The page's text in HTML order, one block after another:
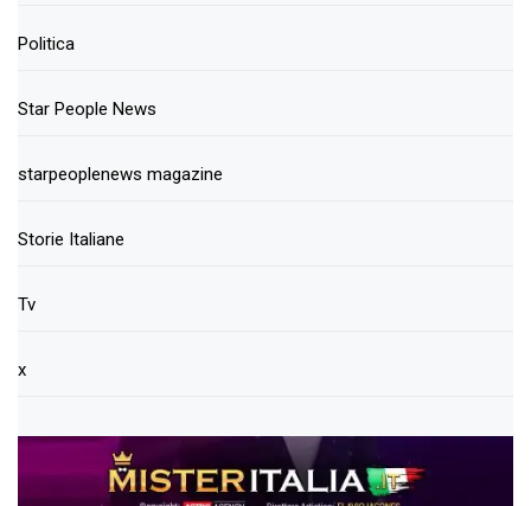
Politica
Star People News
starpeoplenews magazine
Storie Italiane
Tv
x